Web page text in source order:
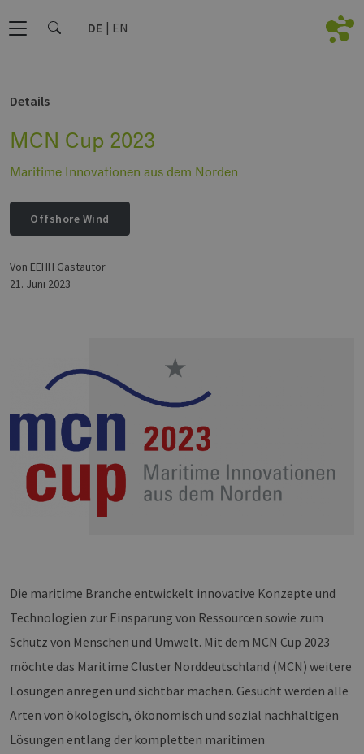
DE EN
Details
MCN Cup 2023
Maritime Innovationen aus dem Norden
Offshore Wind
Die maritime Branche entwickelt innovative Konzepte und
Technologien zur Einsparung von Ressourcen sowie zum
Schutz von Menschen und Umwelt. Mit dem MCN Cup 2023
möchte das Maritime Cluster Norddeutschland (MCN) weitere
Lösungen anregen und sichtbar machen. Gesucht werden alle
Arten von ökologisch, ökonomisch und sozial nachhaltigen
Lösungen entlang der kompletten maritimen
von EEHH Gastautor
21. Juni 2023